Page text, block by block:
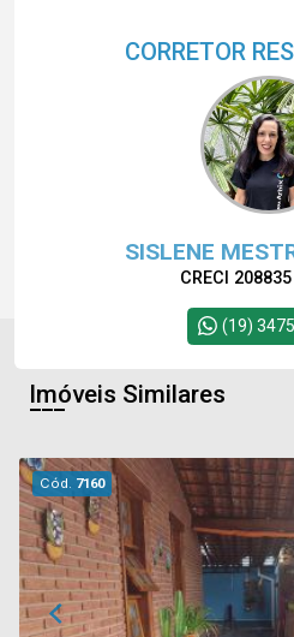
CORRETOR
SISLENE
CRECI
(19)
Imóveis Similares
Cód. 7160